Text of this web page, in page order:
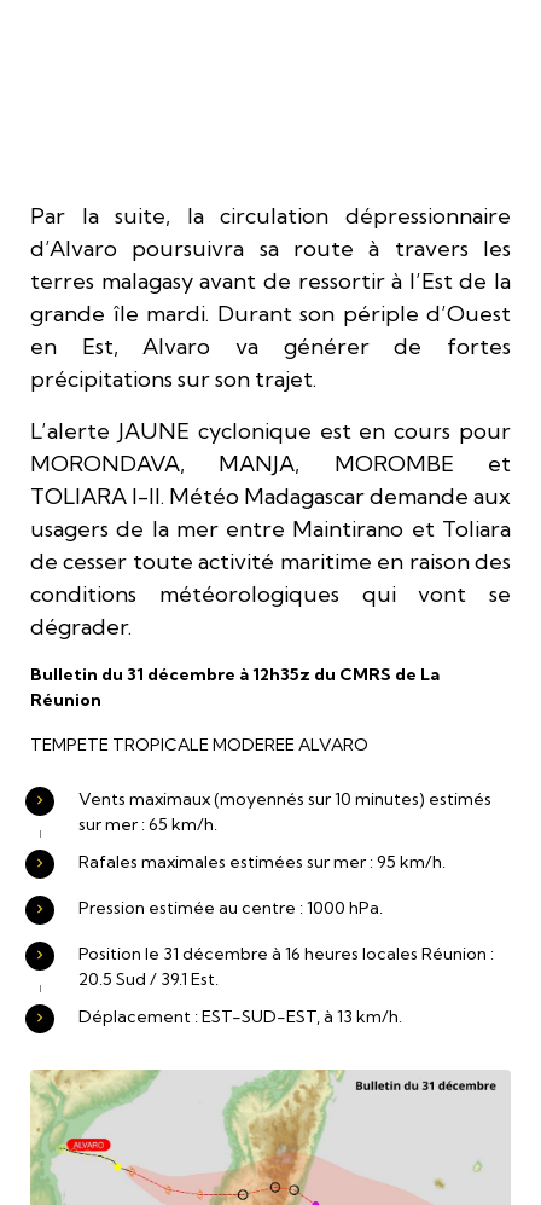
Par la suite, la circulation dépressionnaire
d’Alvaro poursuivra sa route à travers les
terres malagasy avant de ressortir à l’Est de la
grande île mardi. Durant son périple d’Ouest
en Est, Alvaro va générer de fortes
précipitations sur son trajet.
L’alerte JAUNE cyclonique est en cours pour
MORONDAVA, MANJA, MOROMBE et
TOLIARA I-II. Météo Madagascar demande aux
usagers de la mer entre Maintirano et Toliara
de cesser toute activité maritime en raison des
conditions météorologiques qui vont se
dégrader.
Bulletin du 31 décembre à 12h35z du CMRS de La
Réunion
TEMPETE TROPICALE MODEREE ALVARO
Vents maximaux (moyennés sur 10 minutes) estimés
sur mer : 65 km/h.
Rafales maximales estimées sur mer : 95 km/h.
Pression estimée au centre : 1000 hPa.
Position le 31 décembre à 16 heures locales Réunion :
20.5 Sud / 39.1 Est.
Déplacement : EST-SUD-EST, à 13 km/h.